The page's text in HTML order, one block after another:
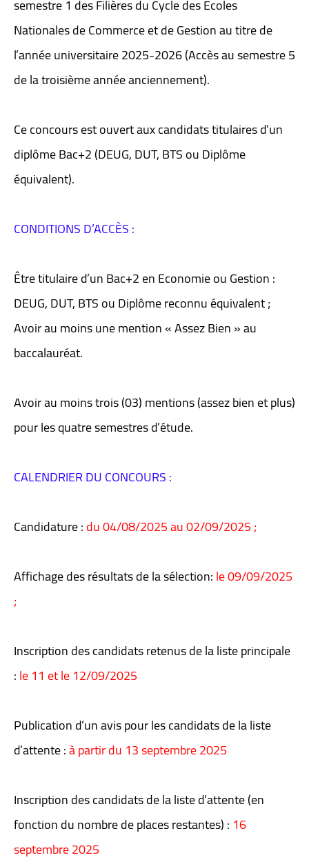
semestre 1 des Filières du Cycle des Ecoles
Nationales de Commerce et de Gestion au titre de
l’année universitaire 2025-2026 (Accès au semestre 5
de la troisième année anciennement).
Ce concours est ouvert aux candidats titulaires d’un
diplôme Bac+2 (DEUG, DUT, BTS ou Diplôme
équivalent).
CONDITIONS D’ACCÈS :
Être titulaire d’un Bac+2 en Economie ou Gestion :
DEUG, DUT, BTS ou Diplôme reconnu équivalent ;
Avoir au moins une mention « Assez Bien » au
baccalauréat.
Avoir au moins trois (03) mentions (assez bien et plus)
pour les quatre semestres d’étude.
CALENDRIER DU CONCOURS :
Candidature :du 04/08/2025 au 02/09/2025 ;
Affichage des résultats de la sélection:le 09/09/2025
;
Inscription des candidats retenus de la liste principale
:le 11 et le 12/09/2025
Publication d’un avis pour les candidats de la liste
d’attente :à partir du 13 septembre 2025
Inscription des candidats de la liste d’attente (en
fonction du nombre de places restantes) : 16
septembre 2025